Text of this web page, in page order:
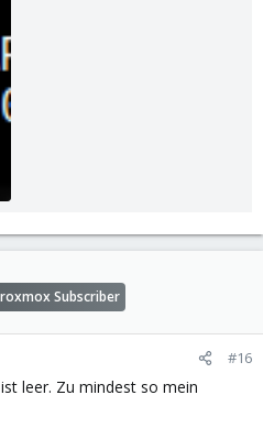
Subscriber
#16
leer. Zu mindest so mein